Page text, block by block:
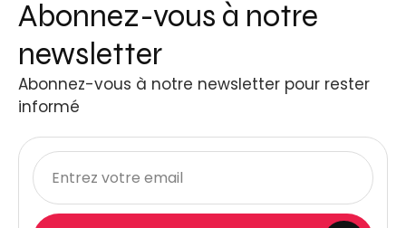
Abonnez-vous à notre
newsletter
Abonnez-vous à notre newsletter pour rester
informé